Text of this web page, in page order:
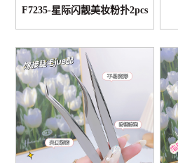
F7235-星际闪靓美妆粉扑2pcs